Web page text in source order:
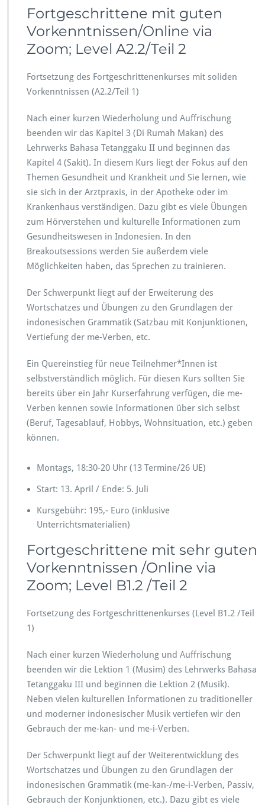
e
S
c
u
r
s
e
i
S
o
m
m
2
0
6
Fortgeschrittene mit guten
Vorkenntnissen/Online via
Zoom; Level A2.2/Teil 2
Fortsetzung des Fortgeschrittenenkurses mit soliden
Vorkenntnissen (A2.2/Teil 1)
Nach einer kurzen Wiederholung und Auffrischung
beenden wir das Kapitel 3 (Di Rumah Makan) des
Lehrwerks Bahasa Tetanggaku II und beginnen das
Kapitel 4 (Sakit). In diesem Kurs liegt der Fokus auf den
Themen Gesundheit und Krankheit und Sie lernen, wie
sie sich in der Arztpraxis, in der Apotheke oder im
Krankenhaus verständigen. Dazu gibt es viele Übungen
zum Hörverstehen und kulturelle Informationen zum
Gesundheitswesen in Indonesien. In den
Breakoutsessions werden Sie außerdem viele
Möglichkeiten haben, das Sprechen zu trainieren.
Der Schwerpunkt liegt auf der Erweiterung des
Wortschatzes und Übungen zu den Grundlagen der
indonesischen Grammatik (Satzbau mit Konjunktionen,
Vertiefung der me-Verben, etc.
Ein Quereinstieg für neue Teilnehmer*Innen ist
selbstverständlich möglich. Für diesen Kurs sollten Sie
bereits über ein Jahr Kurserfahrung verfügen, die me-
Verben kennen sowie Informationen über sich selbst
(Beruf, Tagesablauf, Hobbys, Wohnsituation, etc.) geben
können.
Montags, 18:30-20 Uhr (13 Termine/26 UE)
Start: 13. April / Ende: 5. Juli
Kursgebühr: 195,- Euro (inklusive
Unterrichtsmaterialien)
Fortgeschrittene mit sehr guten
Vorkenntnissen /Online via
Zoom; Level B1.2 /Teil 2
Fortsetzung des Fortgeschrittenenkurses (Level B1.2 /Teil
1)
Nach einer kurzen Wiederholung und Auffrischung
beenden wir die Lektion 1 (Musim) des Lehrwerks Bahasa
Tetanggaku III und beginnen die Lektion 2 (Musik).
Neben vielen kulturellen Informationen zu traditioneller
und moderner indonesischer Musik vertiefen wir den
Gebrauch der me-kan- und me-i-Verben.
Der Schwerpunkt liegt auf der Weiterentwicklung des
Wortschatzes und Übungen zu den Grundlagen der
indonesischen Grammatik (me-kan-/me-i-Verben, Passiv,
Gebrauch der Konjunktionen, etc.). Dazu gibt es viele